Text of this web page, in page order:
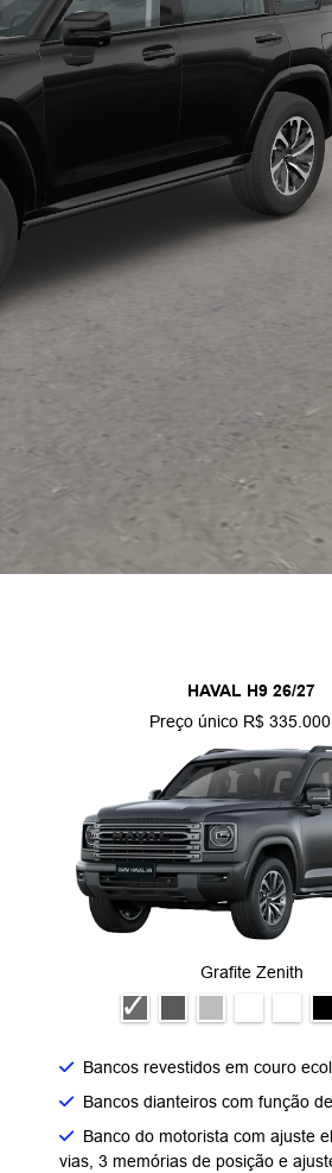
HAVAL H9 26/27
Preço único R$
Grafite Zenith
Bancos revestidos em couro
Bancos dianteiros com função
Banco do motorista com ajuste
vias, 3 memórias de posição e